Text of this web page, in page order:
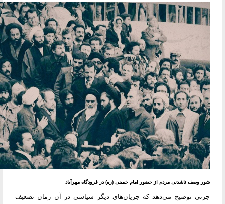
شور وصف ناشدنی مردم از حضور امام خمینی (ره) در فرودگاه مهرآباد
جزنی توضیح می‌دهد که جریان‌های دیگر سیاسی در آن زمان تضعیف